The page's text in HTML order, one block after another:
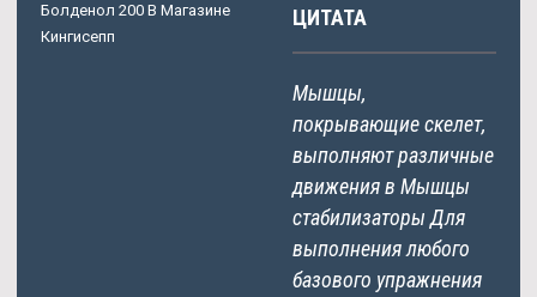
Болденол 200 В Магазине
Кингисепп
ЦИТАТА
Мышцы,
покрывающие скелет,
выполняют различные
движения в Мышцы
стабилизаторы Для
выполнения любого
базового упражнения